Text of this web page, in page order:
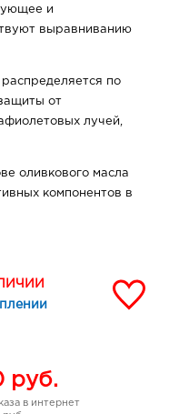
и
выравниванию
по
от
лучей,
оливкового масла
компонентов в
цвет лица,
мелких капилляров
руб.
в интернет